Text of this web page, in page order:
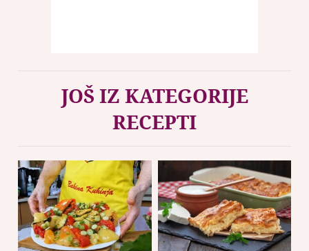
JOŠ IZ KATEGORIJE
RECEPTI